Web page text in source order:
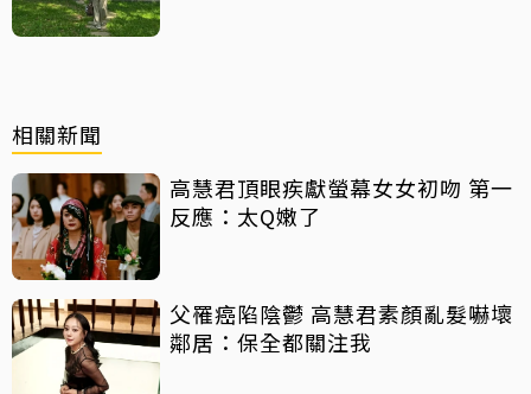
相關新聞
高慧君頂眼疾獻螢幕女女初吻 第一
反應：太Q嫩了
父罹癌陷陰鬱 高慧君素顏亂髮嚇壞
鄰居：保全都關注我